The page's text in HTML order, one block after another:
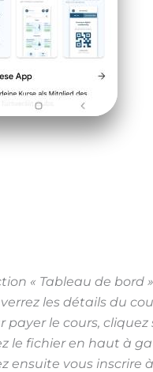
« Tableau de bord
verrez les détails du
payer le cours,
le fichier en haut à
ensuite vous inscrire